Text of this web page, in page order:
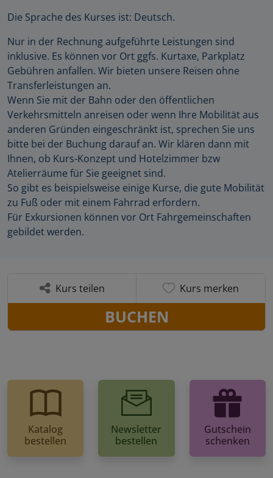
Die Sprache des Kurses ist: Deutsch.
Nur in der Rechnung aufgeführte Leistungen sind
inklusive. Es können vor Ort ggfs. Kurtaxe, Parkplatz
Gebühren anfallen. Wir bieten unsere Reisen ohne
Transferleistungen an.
Wenn Sie mit der Bahn oder den öffentlichen
Verkehrsmitteln anreisen oder wenn Ihre Mobilität aus
anderen Gründen eingeschränkt ist, sprechen Sie uns
bitte bei der Buchung darauf an. Wir klären dann mit
Ihnen, ob Kurs-Konzept und Hotelzimmer bzw
Atelierräume für Sie geeignet sind.
So gibt es beispielsweise einige Kurse, die gute Mobilität
zu Fuß oder mit einem Fahrrad erfordern.
Für Exkursionen können vor Ort Fahrgemeinschaften
gebildet werden.
Kurs teilen Kurs merken
BUCHEN
Katalog
bestellen
Newsletter
bestellen
Gutschein
schenken